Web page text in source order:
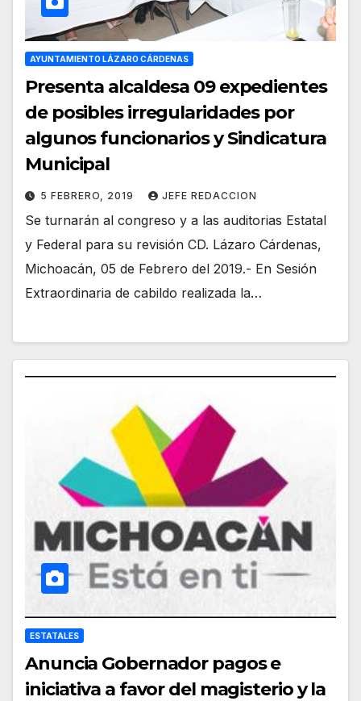
AYUNTAMIENTO LÁZARO CÁRDENAS
Presenta alcaldesa 09 expedientes
de posibles irregularidades por
algunos funcionarios y Sindicatura
Municipal
5 FEBRERO, 2019 JEFE REDACCION
Se turnarán al congreso y a las auditorias Estatal
y Federal para su revisión CD. Lázaro Cárdenas,
Michoacán, 05 de Febrero del 2019.- En Sesión
Extraordinaria de cabildo realizada la…
ESTATALES
Anuncia Gobernador pagos e
iniciativa a favor del magisterio y la